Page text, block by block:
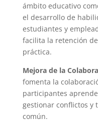
ámbito educativo
el desarrollo de
estudiantes y
facilita la retención
práctica.
Mejora de la
fomenta la
participantes
gestionar conflictos y
común.